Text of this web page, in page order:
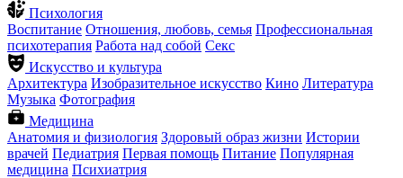
Психология
Воспитание Отношения, любовь, семья Профессиональная
психотерапия Работа над собой Секс
Искусство и культура
Архитектура Изобразительное искусство Кино Литература
Музыка Фотография
Медицина
Анатомия и физиология Здоровый образ жизни Истории
врачей Педиатрия Первая помощь Питание Популярная
медицина Психиатрия